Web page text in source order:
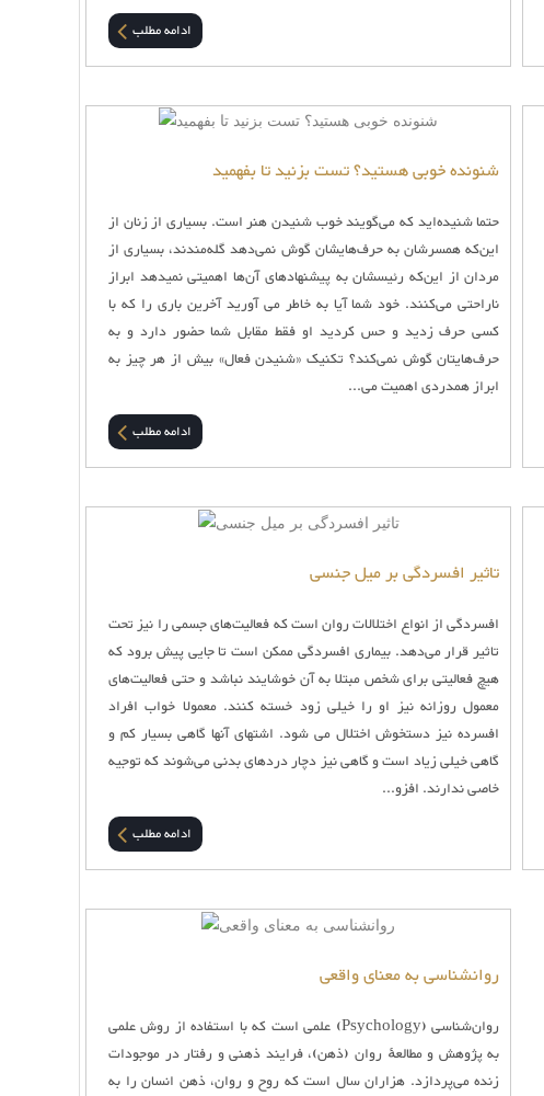
ادامه مطلب
شنونده خوبی هستید؟ تست بزنید تا بفهمید
حتما شنیده‌اید که می‌گویند خوب شنیدن هنر است. بسیاری از زنان از
این‌که همسرشان به حرف‌هایشان گوش نمی‌دهد گله‌مندند، بسیاری از
مردان از این‌که رئیسشان به پیشنهادهای آن‌ها اهمیتی نمیدهد ابراز
ناراحتی می‌کنند. خود شما آیا به خاطر می آورید آخرین باری را که با
کسی حرف زدید و حس کردید او فقط مقابل شما حضور دارد و به
حرف‌هایتان گوش نمی‌کند؟ تکنیک «شنیدن فعال» بیش از هر چیز به
ابراز همدردی اهمیت می‌...
ادامه مطلب
تاثیر افسردگی بر میل جنسی
افسردگی از انواع اختلالات روان است که فعالیت‌های جسمی را نیز تحت
تاثیر قرار می‌دهد. بیماری افسردگی ممکن است تا جایی پیش برود که
هیچ فعالیتی برای شخص مبتلا به آن خوشایند نباشد و حتی فعالیت‌های
معمول روزانه نیز او را خیلی زود خسته کنند. معمولا خواب افراد
افسرده نیز دستخوش اختلال می شود. اشتهای آنها گاهی بسیار کم و
گاهی خیلی زیاد است و گاهی نیز دچار دردهای بدنی می‌شوند که توجیه
خاصی ندارند. افزو...
ادامه مطلب
روانشناسی به معنای واقعی
روان‌شناسی (Psychology) علمی است که با استفاده از روش علمی
به پژوهش و مطالعهٔ روان (ذهن)، فرایند ذهنی و رفتار در موجودات
زنده می‌پردازد. هزاران سال است که روح و روان، ذهن انسان را به